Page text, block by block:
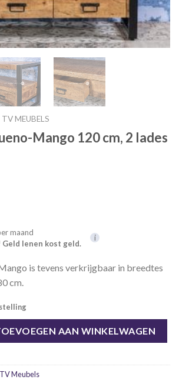
TV MEUBELS
Mango 120 cm, 2 lades
maand
Geld lenen kost geld.
i
is tevens verkrijgbaar in breedtes
cm.
AAN WINKELWAGEN
TV Meubels